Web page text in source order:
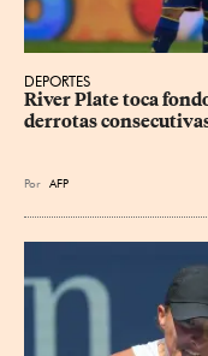
DEPORTES
River Plate toca
derrotas
Por AFP